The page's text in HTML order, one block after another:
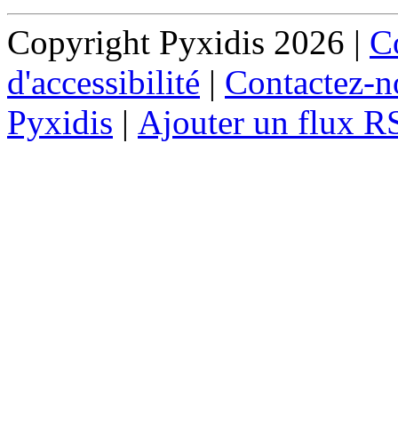
Copyright Pyxidis 2026 |
d'accessibilité | Contactez-
Pyxidis | Ajouter un flux